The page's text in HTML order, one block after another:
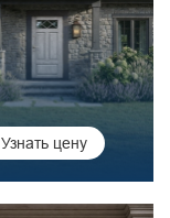
Узнать цену